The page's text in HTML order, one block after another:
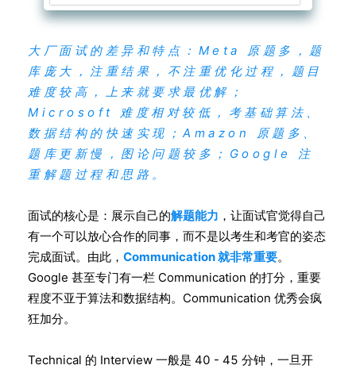
大厂面试的差异和特点：Meta 原题多，题
库庞大，注重结果，不注重优化过程，题目
难度较高，上来就要求最优解；
Microsoft 难度相对较低，考基础算法、
数据结构的快速实现；Amazon 原题多、
题库更新慢，图论问题较多；Google 注
重解题过程和思路。
面试的核心是：展示自己的解题能力 ，让面试官觉得自己
有一个可以放心合作的同事，而不是以考生和考官的姿态
完成面试。由此， Communication 就非常重要。
Google 甚至专门有一栏 Communication 的打分，重要
程度不亚于算法和数据结构。Communication 优秀会疯
狂加分。
Technical 的 Interview 一般是 40 - 45 分钟，一旦开